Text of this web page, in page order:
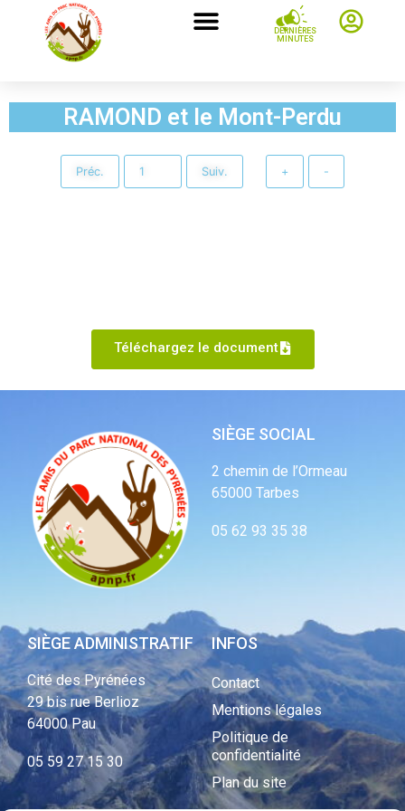
DERNIÈRES
MINUTES
RAMOND et le Mont-Perdu
Préc. Suiv. + -
Téléchargez le document
SIÈGE SOCIAL
2 chemin de l’Ormeau
65000 Tarbes
05 62 93 35 38
SIÈGE ADMINISTRATIF
Cité des Pyrénées
29 bis rue Berlioz
64000 Pau
05 59 27 15 30
INFOS
Contact
Mentions légales
Politique de
confidentialité
Plan du site